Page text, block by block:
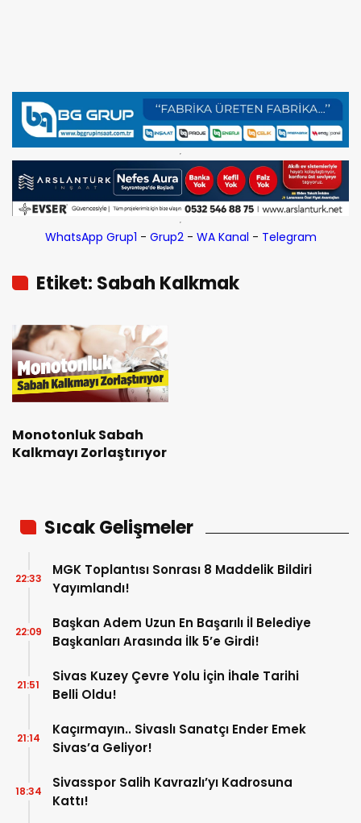
WhatsApp Grup1 - Grup2- WA Kanal - Telegram
Etiket: Sabah Kalkmak
Monotonluk Sabah
Kalkmayı Zorlaştırıyor
Sıcak Gelişmeler
MGK Toplantısı Sonrası 8 Maddelik Bildiri
Yayımlandı!
22:33
Başkan Adem Uzun En Başarılı İl Belediye
Başkanları Arasında İlk 5’e Girdi!
22:09
Sivas Kuzey Çevre Yolu İçin İhale Tarihi
Belli Oldu!
21:51
Kaçırmayın.. Sivaslı Sanatçı Ender Emek
Sivas’a Geliyor!
21:14
Sivasspor Salih Kavrazlı’yı Kadrosuna
Kattı!
18:34